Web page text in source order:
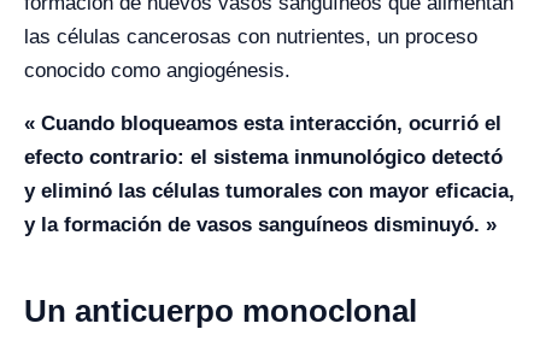
las células cancerosas con nutrientes, un proceso
conocido como angiogénesis.
« Cuando bloqueamos esta interacción, ocurrió el
efecto contrario: el sistema inmunológico detectó
y eliminó las células tumorales con mayor eficacia,
y la formación de vasos sanguíneos disminuyó. »
Un anticuerpo monoclonal